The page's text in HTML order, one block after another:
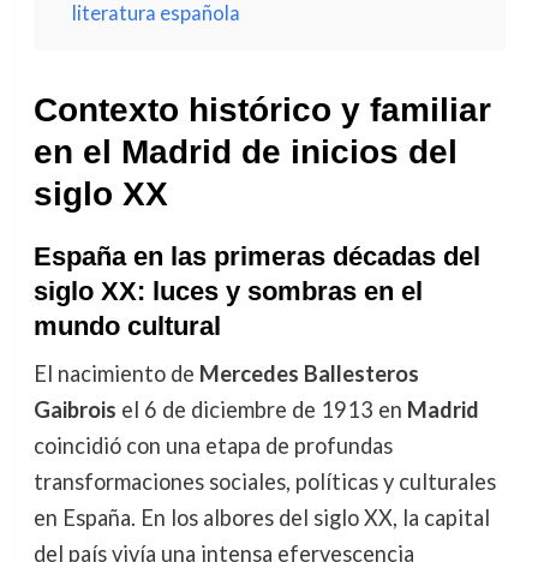
literatura española
Contexto histórico y familiar
en el Madrid de inicios del
siglo XX
España en las primeras décadas del
siglo XX: luces y sombras en el
mundo cultural
El nacimiento de Mercedes Ballesteros
Gaibrois el 6 de diciembre de 1913 en Madrid
coincidió con una etapa de profundas
transformaciones sociales, políticas y culturales
en España. En los albores del siglo XX, la capital
del país vivía una intensa efervescencia